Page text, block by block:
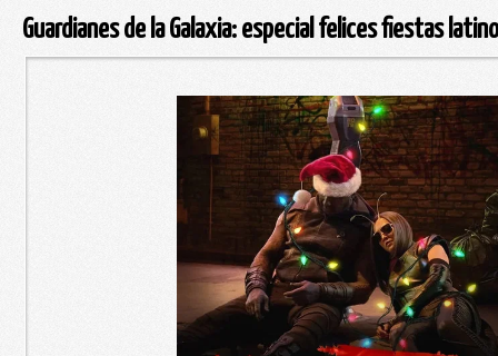
Guardianes de la Galaxia: especial felices fiestas